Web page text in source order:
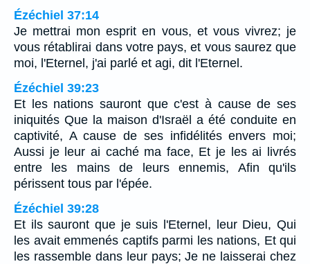
Ézéchiel 37:14
Je mettrai mon esprit en vous, et vous vivrez; je
vous rétablirai dans votre pays, et vous saurez que
moi, l'Eternel, j'ai parlé et agi, dit l'Eternel.
Ézéchiel 39:23
Et les nations sauront que c'est à cause de ses
iniquités Que la maison d'Israël a été conduite en
captivité, A cause de ses infidélités envers moi;
Aussi je leur ai caché ma face, Et je les ai livrés
entre les mains de leurs ennemis, Afin qu'ils
périssent tous par l'épée.
Ézéchiel 39:28
Et ils sauront que je suis l'Eternel, leur Dieu, Qui
les avait emmenés captifs parmi les nations, Et qui
les rassemble dans leur pays; Je ne laisserai chez